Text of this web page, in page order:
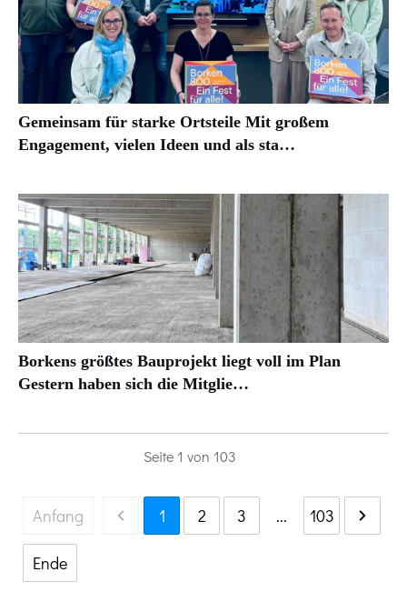
Gemeinsam für starke Ortsteile Mit großem
Engagement, vielen Ideen und als sta…
Borkens größtes Bauprojekt liegt voll im Plan
Gestern haben sich die Mitglie…
Seite 1 von 103
Anfang 1 2 3 ... 103
Ende